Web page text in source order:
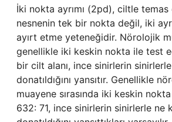
İki nokta ayrımı (2pd), ciltle temas
nesnenin tek bir nokta değil, iki
ayırt etme yeteneğidir. Nörolojik
genellikle iki keskin nokta ile test
bir cilt alanı, ince sinirlerin sinirlerle
donatıldığını yansıtır. Genellikle
muayene sırasında iki keskin
632: 71, ince sinirlerin sinirlerle ne